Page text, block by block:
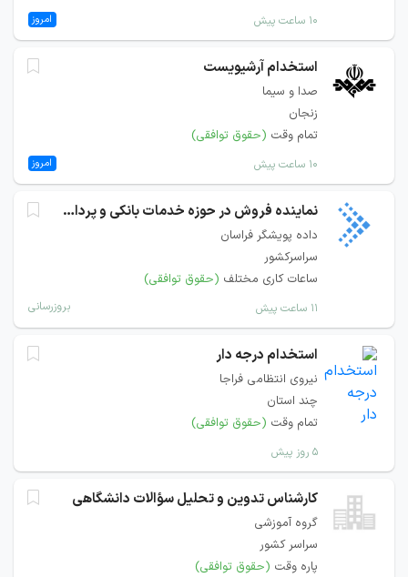
۱۰ ساعت پیش امروز
استخدام آرشیویست
صدا و سیما
زنجان
تمام وقت (حقوق توافقی)
۱۰ ساعت پیش امروز
نماینده فروش در حوزه خدمات بانکی و پرداخت
داده پویشگر فراسان
سراسرکشور
ساعات کاری مختلف (حقوق توافقی)
۱۱ ساعت پیش بروزرسانی
استخدام درجه دار
نیروی انتظامی فراجا
چند استان
تمام وقت (حقوق توافقی)
۵ روز پیش
کارشناس تدوین و تحلیل سؤالات دانشگاهی
گروه آموزشی
سراسر کشور
پاره وقت (حقوق توافقی)